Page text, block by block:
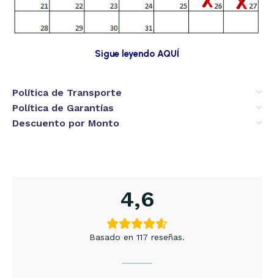
Sigue leyendo AQUÍ
Política de Transporte
Política de Garantías
Descuento por Monto
4,6
Basado en 117 reseñas.